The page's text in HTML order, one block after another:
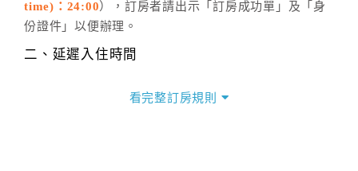
time)：24:00），訂房者請出示「訂房成功單」及「身
份證件」以便辦理。
二、延遲入住時間
理入住手續時，訂房者（或住房者）必須提前告知飯
看完整訂房規則